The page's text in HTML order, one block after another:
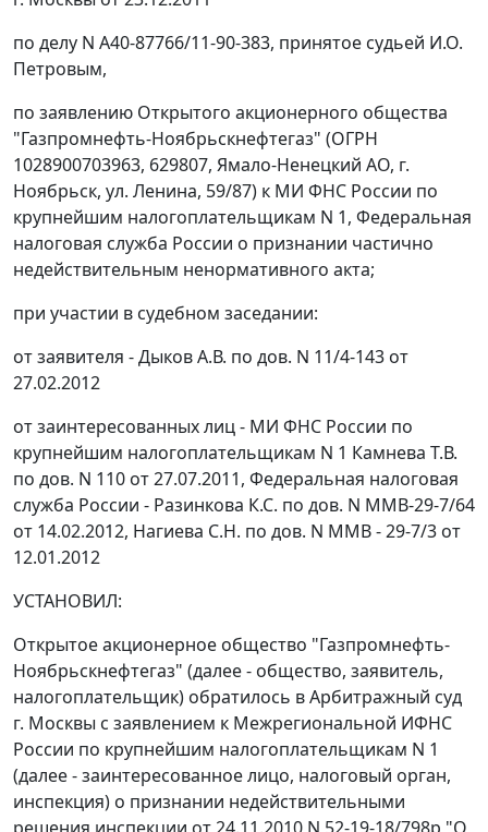
по делу N А40-87766/11-90-383, принятое судьей И.О.
Петровым,
по заявлению Открытого акционерного общества
"Газпромнефть-Ноябрьскнефтегаз" (ОГРН
1028900703963, 629807, Ямало-Ненецкий АО, г.
Ноябрьск, ул. Ленина, 59/87) к МИ ФНС России по
крупнейшим налогоплательщикам N 1, Федеральная
налоговая служба России о признании частично
недействительным ненормативного акта;
при участии в судебном заседании:
от заявителя - Дыков А.В. по дов. N 11/4-143 от
27.02.2012
от заинтересованных лиц - МИ ФНС России по
крупнейшим налогоплательщикам N 1 Камнева Т.В.
по дов. N 110 от 27.07.2011, Федеральная налоговая
служба России - Разинкова К.С. по дов. N ММВ-29-7/64
от 14.02.2012, Нагиева С.Н. по дов. N ММВ - 29-7/3 от
12.01.2012
УСТАНОВИЛ:
Открытое акционерное общество "Газпромнефть-
Ноябрьскнефтегаз" (далее - общество, заявитель,
налогоплательщик) обратилось в Арбитражный суд
г. Москвы с заявлением к Межрегиональной ИФНС
России по крупнейшим налогоплательщикам N 1
(далее - заинтересованное лицо, налоговый орган,
инспекция) о признании недействительными